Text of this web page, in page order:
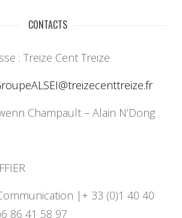
CONTACTS
: Treize Cent Treize
fr
Champault – Alain N’Dong
|+ 33 (0)1 40 40
86 41 58 97